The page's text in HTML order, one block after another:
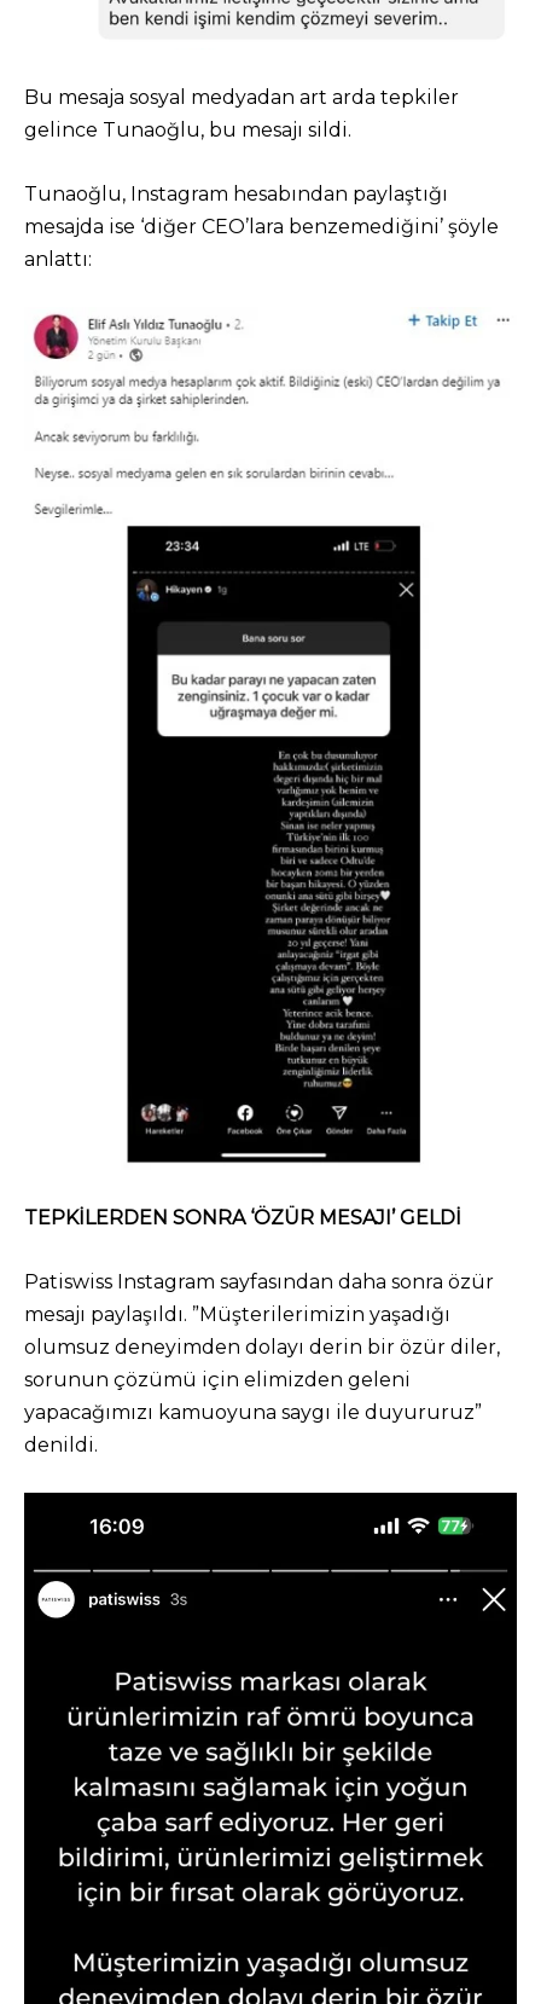
Bu mesaja sosyal medyadan art arda tepkiler
gelince Tunaoğlu, bu mesajı sildi.
Tunaoğlu, Instagram hesabından paylaştığı
mesajda ise ‘diğer CEO’lara benzemediğini’ şöyle
anlattı:
TEPKİLERDEN SONRA ‘ÖZÜR MESAJI’ GELDİ
Patiswiss Instagram sayfasından daha sonra özür
mesajı paylaşıldı. ”Müşterilerimizin yaşadığı
olumsuz deneyimden dolayı derin bir özür diler,
sorunun çözümü için elimizden geleni
yapacağımızı kamuoyuna saygı ile duyururuz”
denildi.